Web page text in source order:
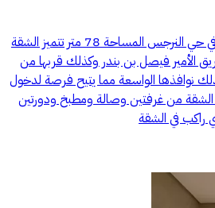
للإيجار شقة متميزة وجديدة في حي النرجس المساحة 78 متر تتميز الشقة
الأمير فيصل بن بندر وكذلك قربها من
نوافذها الواسعة مما يتيح فرصة لدخول
الشقة من غرفتين وصالة ومطبخ ودورتين
راكب في الشقة